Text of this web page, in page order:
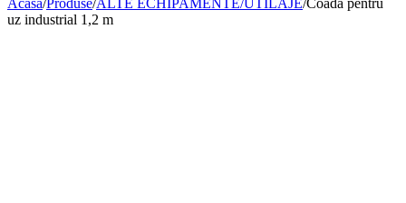
Acasa/Produse/ALTE ECHIPAMENTE/UTILAJE/Coada pentru
uz industrial 1,2 m